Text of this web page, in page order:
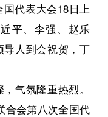
国代表大会18日上
平、李强、赵乐
人到会祝贺，丁
气氛隆重热烈。
合会第八次全国代